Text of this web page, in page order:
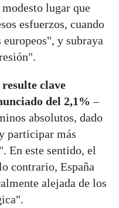
lugar que
esfuerzos, cuando
y subraya
resulte clave
del 2,1% –
absolutos, dado
participar más
En este sentido, el
contrario, España
alejada de los